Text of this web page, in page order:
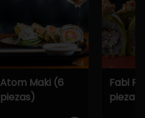
Atom Maki (6
piezas)
Fabi
piezas)